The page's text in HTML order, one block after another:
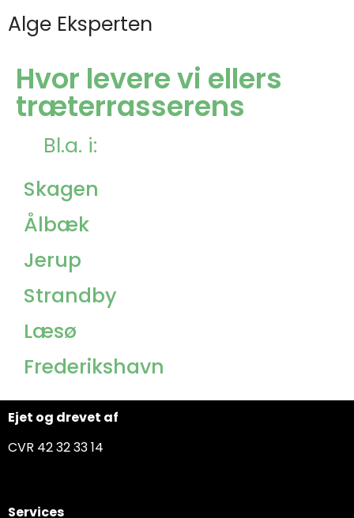
Alge Eksperten
Hvor levere vi ellers
træterrasserens
Bl.a. i:
Skagen
Ålbæk
Jerup
Strandby
Læsø
Frederikshavn
Ejet og drevet af
CVR 42 32 33 14
Services